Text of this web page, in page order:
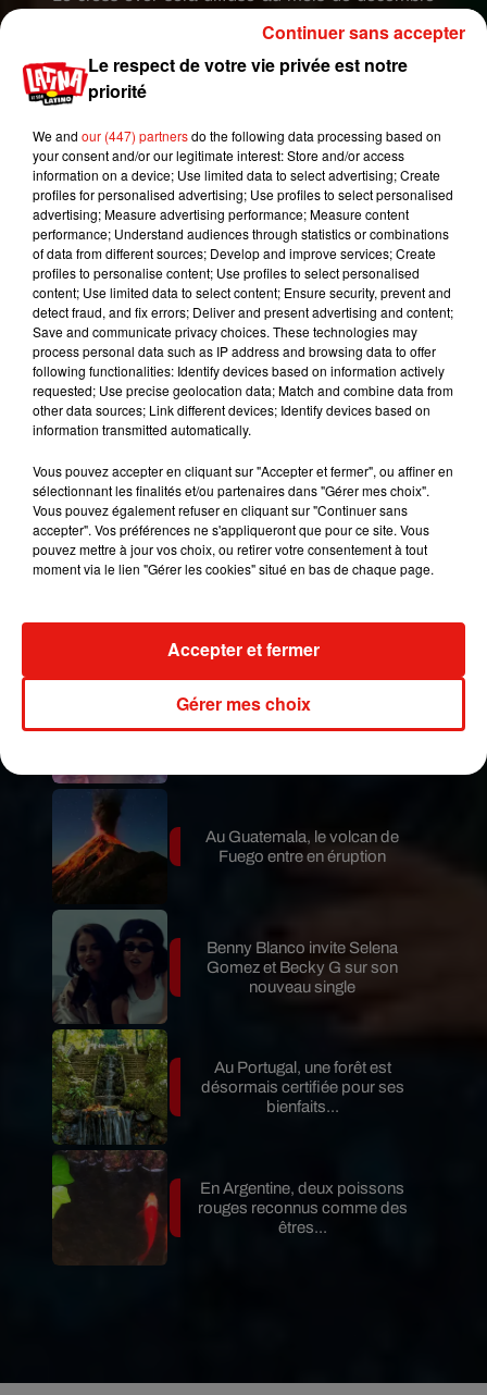
Publié : 16 novembre 2018 à 16h00 par Aurélie
Amcn
au printemps
2019.
Mundo Latino
Karol G dévoile la tracklist de
son nouvel album… avec des
Au Guatemala, le volcan de
Fuego entre en éruption
Benny Blanco invite Selena
Gomez et Becky G sur son
nouveau single
Au Portugal, une forêt est
désormais certifiée pour ses
bienfaits...
En Argentine, deux poissons
rouges reconnus comme des
êtres...
Le respect de votre vie privée est notre
priorité
We and our (447) partnersdo the following data processing based on
your consent and/or our legitimate interest: Store and/or access
information on a device; Use limited data to select advertising; Create
profiles for personalised advertising; Use profiles to select personalised
advertising; Measure advertising performance; Measure content
performance; Understand audiences through statistics or combinations
of data from different sources; Develop and improve services; Create
profiles to personalise content; Use profiles to select personalised
content; Use limited data to select content; Ensure security, prevent and
detect fraud, and fix errors; Deliver and present advertising and content;
Save and communicate privacy choices. These technologies may
process personal data such as IP address and browsing data to offer
following functionalities: Identify devices based on information actively
requested; Use precise geolocation data; Match and combine data from
other data sources; Link different devices; Identify devices based on
information transmitted automatically.
Vous pouvez accepter en cliquant sur "Accepter et fermer", ou affiner en
sélectionnant les finalités et/ou partenaires dans "Gérer mes choix".
Vous pouvez également refuser en cliquant sur "Continuer sans
accepter". Vos préférences ne s'appliqueront que pour ce site. Vous
pouvez mettre à jour vos choix, ou retirer votre consentement à tout
moment via le lien "Gérer les cookies" situé en bas de chaque page.
Gérer mes choix
Accepter et fermer
Continuer sans accepter